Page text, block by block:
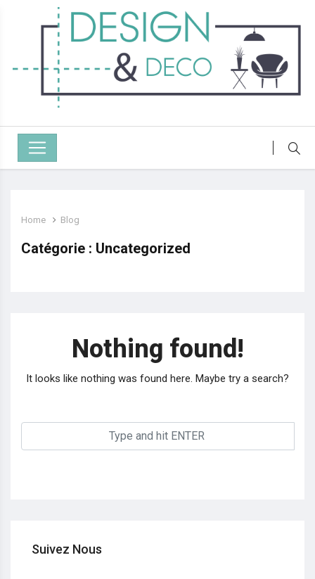
Home Blog
Catégorie : Uncategorized
Nothing found!
It looks like nothing was found here. Maybe try a search?
Suivez Nous